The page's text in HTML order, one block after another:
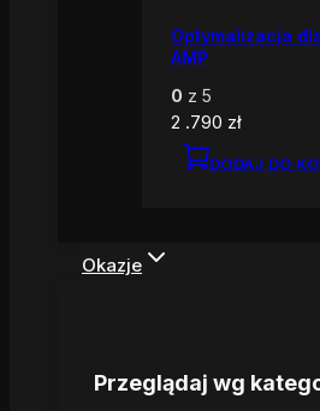
Optymalizacja
AMP
0 z 5
2 .790 zł
DODAJ DO
Okazje
Przeglądaj wg